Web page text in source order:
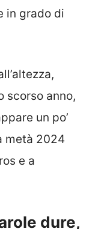
in grado di
scorso anno,
un po’
metà 2024
e a
dure,